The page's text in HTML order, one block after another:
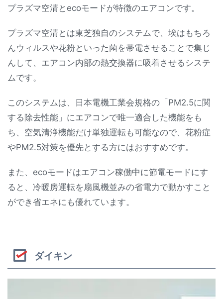
プラズマ空清とecoモードが特徴のエアコンです。
プラズマ空清とは東芝独自のシステムで、埃はもちろ
んウィルスや花粉といった菌を帯電させることで集じ
んして、エアコン内部の熱交換器に吸着させるシステ
ムです。
このシステムは、日本電機工業会規格の「PM2.5に関
する除去性能」にエアコンで唯一適合した機能をも
ち、空気清浄機能だけ単独運転も可能なので、花粉症
やPM2.5対策を優先とする方にはおすすめです。
また、ecoモードはエアコン稼働中に節電モードにす
ると、冷暖房運転を扇風機並みの省電力で動かすこと
ができ省エネにも優れています。
ダイキン